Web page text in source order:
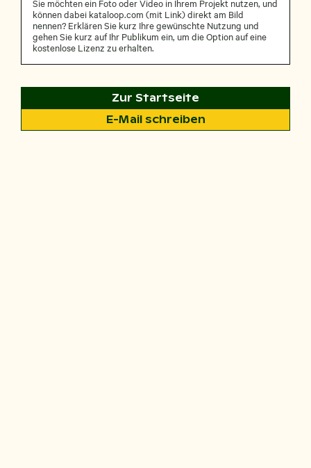
Sie möchten ein Foto oder Video in Ihrem Projekt nutzen, und
können dabei kataloop.com (mit Link) direkt am Bild
nennen? Erklären Sie kurz Ihre gewünschte Nutzung und
gehen Sie kurz auf Ihr Publikum ein, um die Option auf eine
kostenlose Lizenz zu erhalten.
Zur Startseite
E-Mail schreiben